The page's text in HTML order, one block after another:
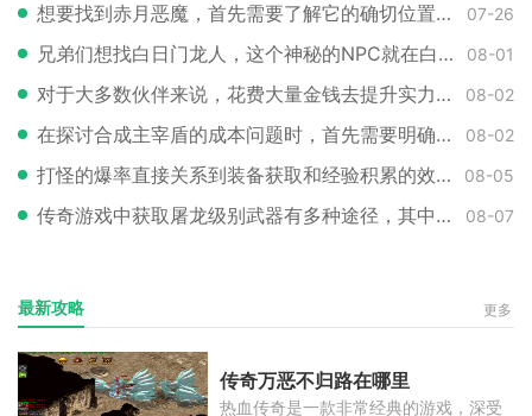
想要找到赤月恶魔，首先需要了解它的确切位置。大家都知道这个强大的BOSS位 07-26
兄弟们想找白日门龙人，这个神秘的NPC就在白日门地图的某个角落等着咱们呢。 08-01
对于大多数伙伴来说，花费大量金钱去提升实力并不是首选，因此选择一个对装 08-02
在探讨合成主宰盾的成本问题时，首先需要明确的是，这个强力盾牌的具体花费 08-02
打怪的爆率直接关系到装备获取和经验积累的效率，因此掌握提升爆率的技巧至 08-05
传奇游戏中获取屠龙级别武器有多种途径，其中最常见的是通过锻造系统来制作 08-07
最新攻略 更多
传奇万恶不归路在哪里
热血传奇是一款非常经典的游戏，深受